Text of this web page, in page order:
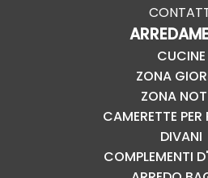
CUCINE
ZONA
ZONA
CAMERETTE
DIVANI
COMPLEMENTI